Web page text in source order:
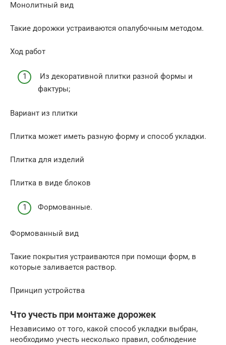
Монолитный вид
Такие дорожки устраиваются опалубочным методом.
Ход работ
Из декоративной плитки разной формы и
фактуры;
Вариант из плитки
Плитка может иметь разную форму и способ укладки.
Плитка для изделий
Плитка в виде блоков
Формованные.
Формованный вид
Такие покрытия устраиваются при помощи форм, в
которые заливается раствор.
Принцип устройства
Что учесть при монтаже дорожек
Независимо от того, какой способ укладки выбран,
необходимо учесть несколько правил, соблюдение